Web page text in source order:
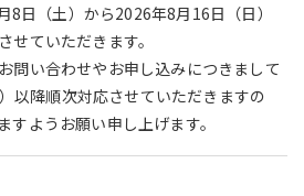
日（土）から2026年8月16日（日）
せていただきます。
問い合わせやお申し込みにつきまして
以降順次対応させていただきますの
すようお願い申し上げます。